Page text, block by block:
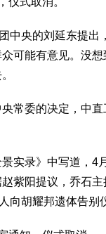
央的刘延东提出
可能有意见。没
委的决定，中直
录》中写道，4
紫阳提议，乔石
向胡耀邦遗体告别